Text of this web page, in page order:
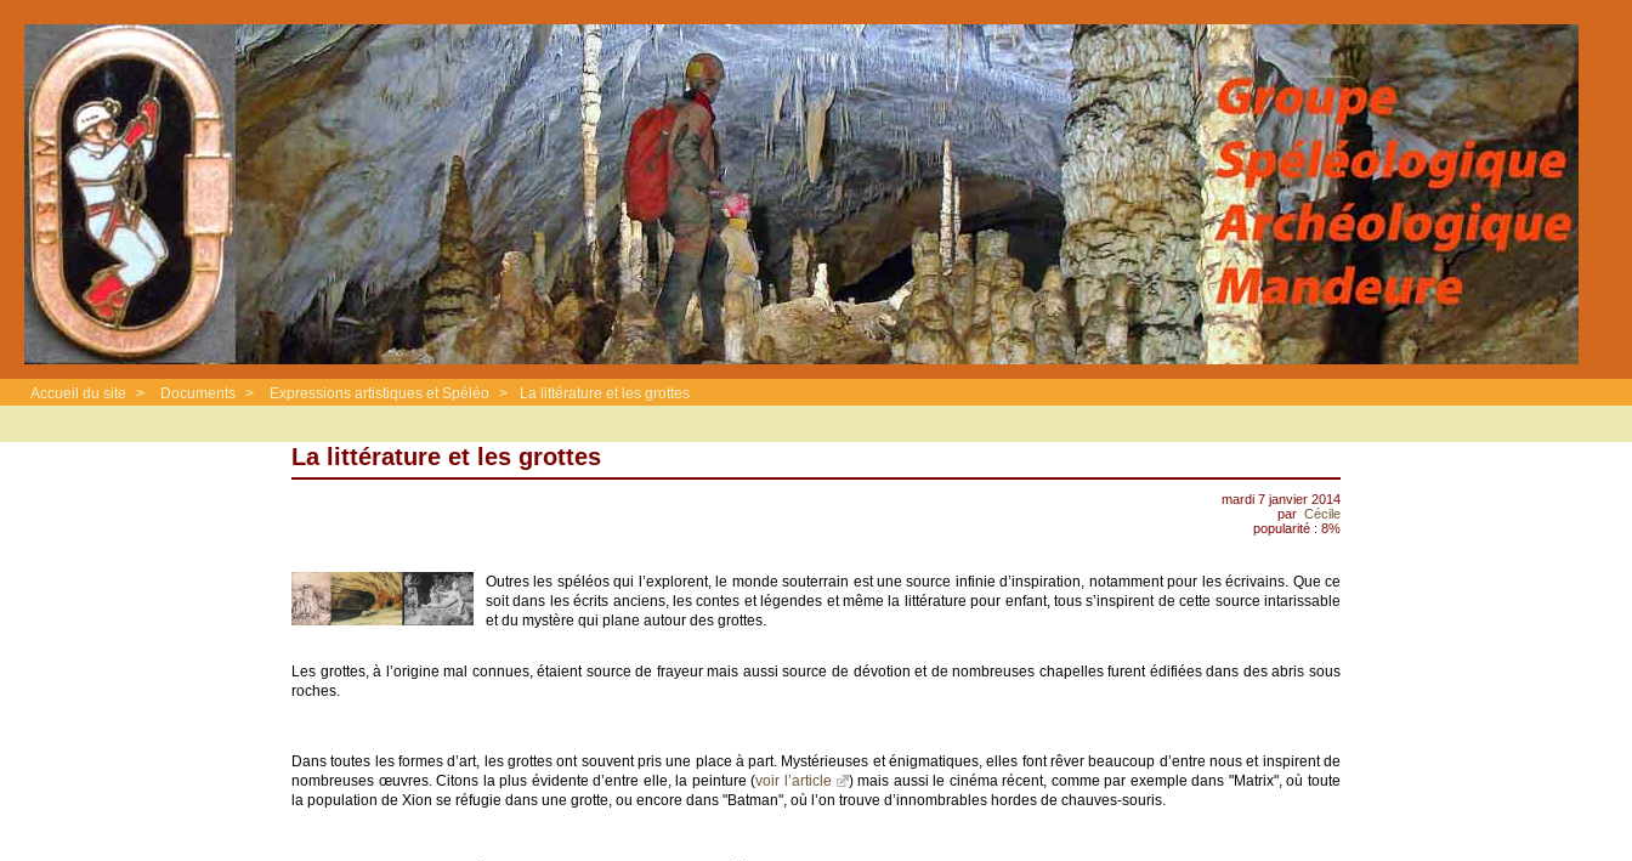
Accueil du site > Documents > Expressions artistiques et Spéléo > La littérature et les grottes
La littérature et les grottes
mardi 7 janvier 2014
par Cécile
popularité : 8%
Outres les spéléos qui l’explorent, le monde souterrain est une source infinie d’inspiration, notamment pour les écrivains. Que ce
soit dans les écrits anciens, les contes et légendes et même la littérature pour enfant, tous s’inspirent de cette source intarissable
et du mystère qui plane autour des grottes.
Les grottes, à l’origine mal connues, étaient source de frayeur mais aussi source de dévotion et de nombreuses chapelles furent édifiées dans des abris sous
roches.
Dans toutes les formes d’art, les grottes ont souvent pris une place à part. Mystérieuses et énigmatiques, elles font rêver beaucoup d’entre nous et inspirent de
nombreuses œuvres. Citons la plus évidente d’entre elle, la peinture (voir l’article
) mais aussi le cinéma récent, comme par exemple dans "Matrix", où toute
la population de Xion se réfugie dans une grotte, ou encore dans "Batman", où l’on trouve d’innombrables hordes de chauves-souris.